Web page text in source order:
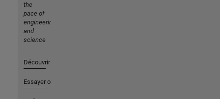
the
pace of
engineering
and
science
Découvrir les produits
Essayer ou acheter